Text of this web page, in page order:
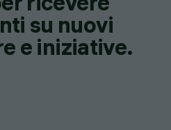
su nuovi
e iniziative.